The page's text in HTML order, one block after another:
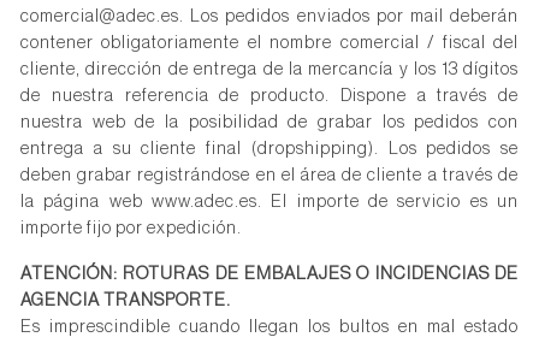
comercial@adec.es. Los pedidos enviados por mail deberán
contener obligatoriamente el nombre comercial / fiscal del
cliente, dirección de entrega de la mercancía y los 13 dígitos
de nuestra referencia de producto. Dispone a través de
nuestra web de la posibilidad de grabar los pedidos con
entrega a su cliente final (dropshipping). Los pedidos se
deben grabar registrándose en el área de cliente a través de
la página web www.adec.es. El importe de servicio es un
importe fijo por expedición.
ATENCIÓN: ROTURAS DE EMBALAJES O INCIDENCIAS DE
AGENCIA TRANSPORTE.
Es imprescindible cuando llegan los bultos en mal estado